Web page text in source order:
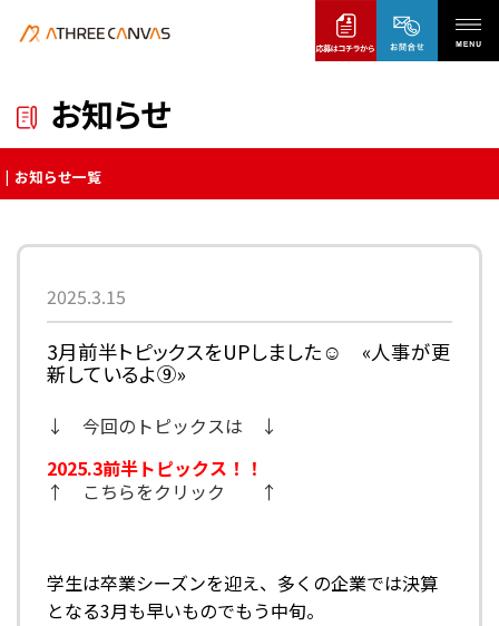
お知らせ
お知らせ一覧
2025.3.15
3月前半トピックスをUPしました☺ «人事が更
新しているよ⑨»
↓ 今回のトピックスは ↓
2025.3前半トピックス！！
↑ こちらをクリック ↑
学生は卒業シーズンを迎え、多くの企業では決算
となる3月も早いものでもう中旬。